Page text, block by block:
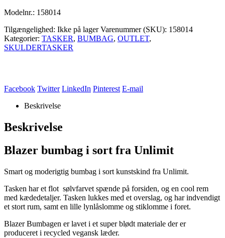
Modelnr.: 158014
Tilgængelighed: Ikke på lager Varenummer (SKU): 158014
Kategorier: TASKER, BUMBAG, OUTLET,
SKULDERTASKER
Facebook Twitter LinkedIn Pinterest E-mail
Beskrivelse
Beskrivelse
Blazer bumbag i sort fra Unlimit
Smart og moderigtig bumbag i sort kunstskind fra Unlimit.
Tasken har et flot sølvfarvet spænde på forsiden, og en cool rem
med kædedetaljer. Tasken lukkes med et overslag, og har indvendigt
et stort rum, samt en lille lynlåslomme og stiklomme i foret.
Blazer Bumbagen er lavet i et super blødt materiale der er
produceret i recycled vegansk læder.